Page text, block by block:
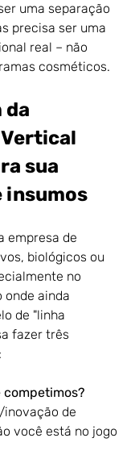
uma separação
precisa ser uma
real – não
cosméticos.
da
sua
insumos
empresa de
biológicos ou
no
onde ainda
de "linha
fazer três
competimos?
de
você está no jogo